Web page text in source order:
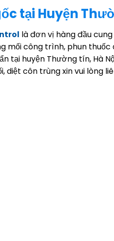
tại Huyện
là đơn vị hàng đầu
mối công trình, phun thuốc
tại huyện Thường tín, Hà
diệt côn trùng xin vui lòng